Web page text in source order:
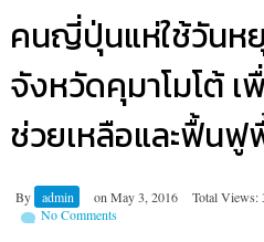
คนญี่ปุ่นแห่ใช้วันห
จังหวัดคุมาโมโต้
ช่วยเหลือและฟื้น
By admin on May 3, 2016 Total Views:
No Comments